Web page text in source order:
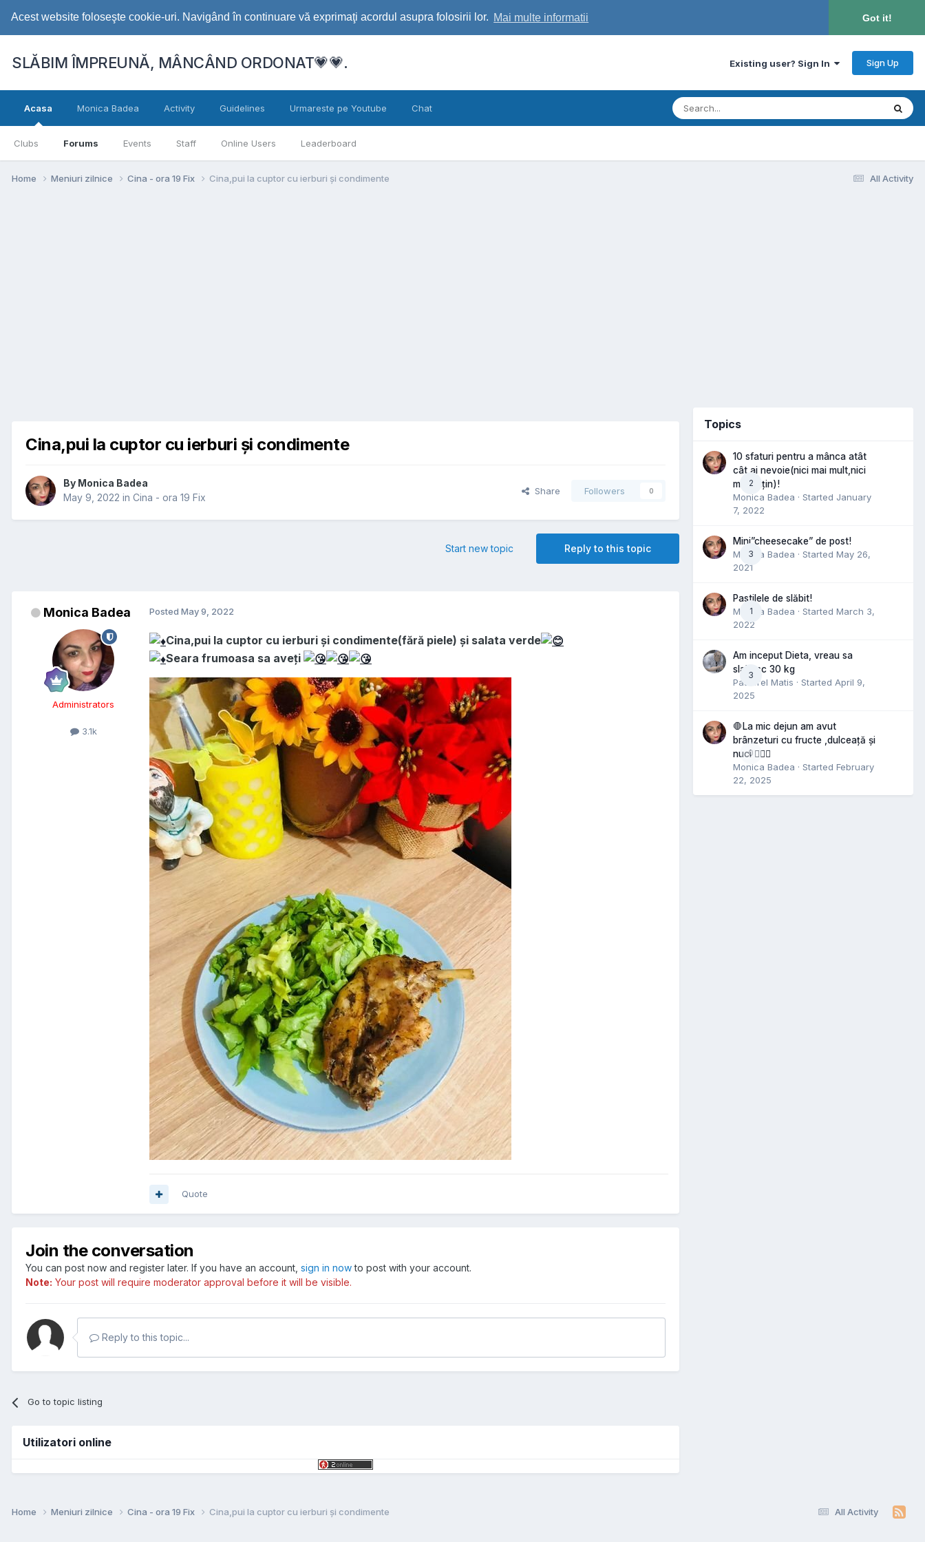
Acest website foloseşte cookie-uri. Navigând în continuare vă exprimaţi acordul asupra folosirii lor. Mai multe informatii Got it!
SLĂBIM ÎMPREUNĂ, MÂNCÂND ORDONAT💗💗. Existing user? Sign In Sign Up
Acasa
Clubs Forums Events Staff Online Users Leaderboard
Monica Badea Activity Guidelines Urmareste pe Youtube Chat
All Activity
Home Meniuri zilnice Cina - ora 19 Fix Cina,pui la cuptor cu ierburi și condimente
Cina,pui la cuptor cu ierburi și condimente
By Monica Badea
May 9, 2022 in Cina - ora 19 Fix
Share Followers 0
Reply to this topic
Start new topic
Monica Badea
Administrators
3.1k
Posted May 9, 2022
Cina,pui la cuptor cu ierburi și condimente(fără piele) și salata verde
Seara frumoasa sa aveți
Quote
Join the conversation
You can post now and register later. If you have an account, sign in nowto post with your account.
Note: Your post will require moderator approval before it will be visible.
Reply to this topic...
Go to topic listing
Utilizatori online
Topics
2
10 sfaturi pentru a mânca atât
cât ai nevoie(nici mai mult,nici
mai puțin)!
Monica Badea · Started January
7, 2022
3
Mini”cheesecake” de post!
Monica Badea · Started May 26,
2021
1
Pastilele de slăbit!
Monica Badea · Started March 3,
2022
3
Am inceput Dieta, vreau sa
slabesc 30 kg
Pastorel Matis · Started April 9,
2025
0
🛑La mic dejun am avut
brânzeturi cu fructe ,dulceață și
nuci 🤷🏻‍♀️
Monica Badea · Started February
22, 2025
All Activity
Home Meniuri zilnice Cina - ora 19 Fix Cina,pui la cuptor cu ierburi și condimente